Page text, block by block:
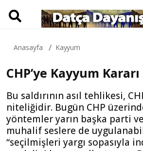
Anasayfa Kayyum
CHP’ye Kayyum Kararı
Bu saldırının asıl tehlikesi,
niteliğidir. Bugün CHP
yöntemler yarın başka parti
muhalif seslere de
“seçilmişleri yargı sopasıyla